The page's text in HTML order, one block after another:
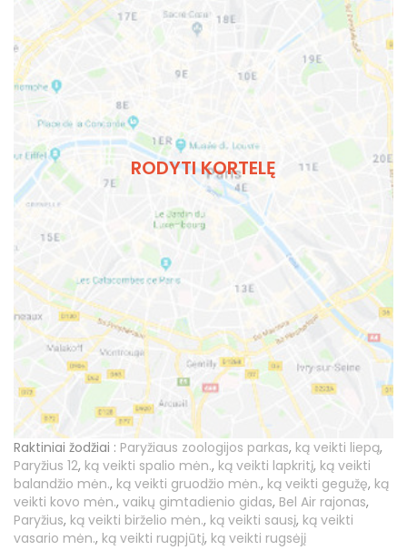
RODYTI KORTELĘ
Raktiniai žodžiai : Paryžiaus zoologijos parkas, ką veikti liepą,
Paryžius 12, ką veikti spalio mėn., ką veikti lapkritį, ką veikti
balandžio mėn., ką veikti gruodžio mėn., ką veikti gegužę, ką
veikti kovo mėn., vaikų gimtadienio gidas, Bel Air rajonas,
Paryžius, ką veikti birželio mėn., ką veikti sausį, ką veikti
vasario mėn., ką veikti rugpjūtį, ką veikti rugsėjį